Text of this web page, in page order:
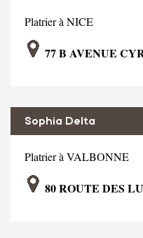
Platrier à NICE
77 B AVENUE
Sophia Delta
Platrier à VALBONNE
80 ROUTE DES